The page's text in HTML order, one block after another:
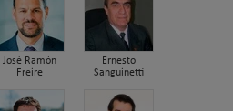
José Ramón
Freire
Ernesto
Sanguinetti